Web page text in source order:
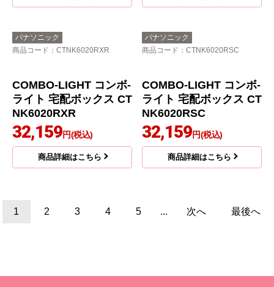
COMBO-LIGHT コンボ-
ライト 宅配ボックス CT
NK6020RB
26,785 円(税込)
商品詳細はこちら
COMBO-LIGHT コンボ-
ライト 宅配ボックス CT
NK6050RB
32,000 円(税込)
商品詳細はこちら
パナソニック
商品コード：CTNK6020RXR
ライト 宅配ボックス CT
NK6020RXR
パナソニック
商品コード：CTNK6020RSC
ライト 宅配ボックス CT
NK6020RSC